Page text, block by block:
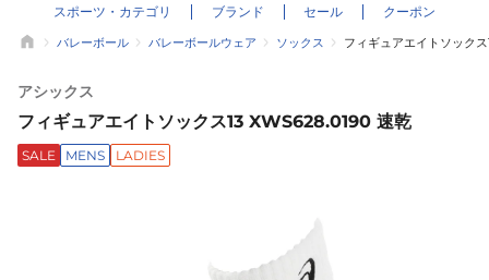
スポーツ・カテゴリ ブランド セール クーポン
バレーボール バレーボールウェア ソックス フィギュアエイトソック
アシックス
フィギュアエイトソックス13 XWS628.0190 速乾
SALE MENS LADIES